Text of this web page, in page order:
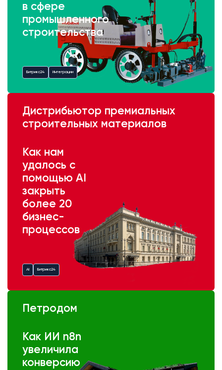
в сфере
промышленного
строительства
Битрикс24 Интеграции
Дистрибьютор премиальных
строительных материалов
Как нам
удалось с
помощью AI
закрыть
более 20
бизнес-
процессов
AI Битрикс24
Петродом
Как ИИ n8n
увеличила
конверсию